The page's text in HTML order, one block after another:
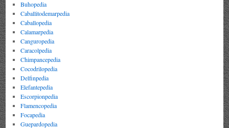
Buhopedia
Caballitodemarpedia
Caballopedia
Calamarpedia
Canguropedia
Caracolpedia
Chimpancepedia
Cocodrilopedia
Delfinpedia
Elefantepedia
Escorpionpedia
Flamencopedia
Focapedia
Guepardopedia